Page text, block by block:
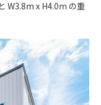
W3.8m x H4.0m の重